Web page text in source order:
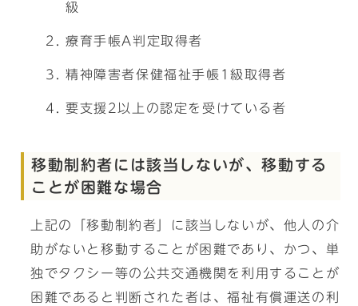
級
療育手帳A判定取得者
精神障害者保健福祉手帳1級取得者
要支援2以上の認定を受けている者
移動制約者には該当しないが、移動する
ことが困難な場合
上記の「移動制約者」に該当しないが、他人の介
助がないと移動することが困難であり、かつ、単
独でタクシー等の公共交通機関を利用することが
困難であると判断された者は、福祉有償運送の利